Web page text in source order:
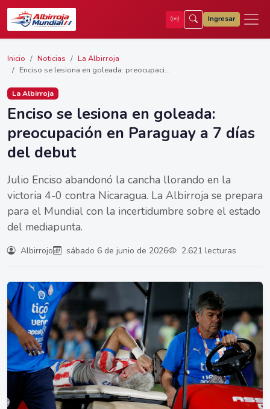
Ingresar
Inicio Noticias
La Albirroja
Enciso se lesiona en goleada: preocupaci...
La Albirroja
Enciso se lesiona en goleada:
preocupación en Paraguay a 7 días
del debut
Julio Enciso abandonó la cancha llorando en la
victoria 4-0 contra Nicaragua. La Albirroja se prepara
para el Mundial con la incertidumbre sobre el estado
del mediapunta.
Albirrojo sábado 6 de junio de 2026 2.621 lecturas